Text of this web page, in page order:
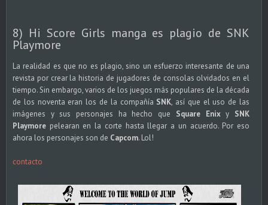
8) Hi Score Girls manga es plagio de SNK
Playmore
La realidad es que no es plagio, sino un esfuerzo interesante de una
revista por crear la historia de jugadores de consolas olvidados en el
tiempo. Sin embargo, varios de los juegos más populares de la década
de los noventa eran los de la compañía SNK, así que el uso de las
imágenes y sus personajes ha hecho que Square Enixy SNK
Playmore pelearan en la corte hasta llegar a un acuerdo. Por eso
ahora los personajes son de Capcom. Lol!
contacto